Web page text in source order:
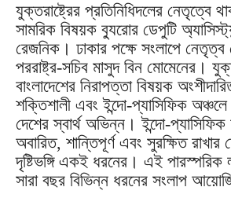
যুক্তরাষ্ট্রের প্রতিনিধিদলের নেতৃত্বে
সামরিক বিষয়ক ব্যুরোর ডেপুটি
রেজনিক। ঢাকার পক্ষে সংলাপে নেতৃত্ব
পররাষ্ট্র-সচিব মাসুদ বিন মোমেনের।
বাংলাদেশের নিরাপত্তা বিষয়ক
শক্তিশালী এবং ইন্দো-প্যাসিফিক
দেশের স্বার্থ অভিন্ন। ইন্দো-
অবারিত, শান্তিপূর্ণ এবং সুরক্ষিত রাখার
দৃষ্টিভঙ্গি একই ধরনের। এই পারস্পরিক
সারা বছর বিভিন্ন ধরনের সংলাপ